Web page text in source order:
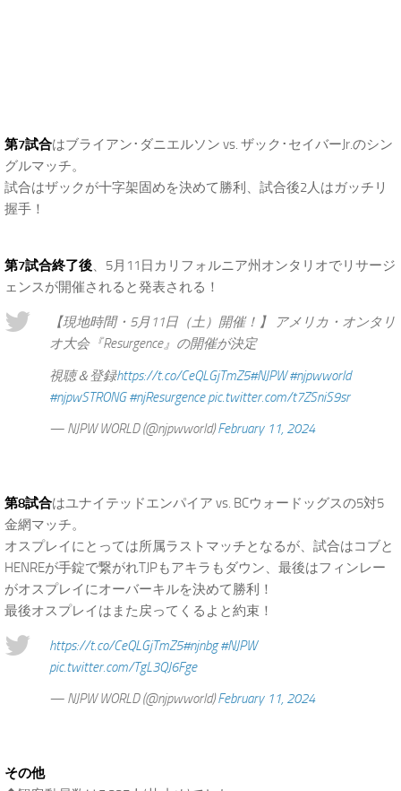
第7試合はブライアン･ダニエルソン vs. ザック･セイバーJr.のシン
グルマッチ。
試合はザックが十字架固めを決めて勝利、試合後2人はガッチリ
握手！
第7試合終了後、5月11日カリフォルニア州オンタリオでリサージ
ェンスが開催されると発表される！
【現地時間・5月11日（土）開催！】 アメリカ・オンタリ
オ大会『Resurgence』の開催が決定
視聴＆登録https://t.co/CeQLGjTmZ5#NJPW #njpwworld
#njpwSTRONG #njResurgence pic.twitter.com/t7ZSniS9sr
— NJPW WORLD (@njpwworld)February 11, 2024
第8試合はユナイテッドエンパイア vs. BCウォードッグスの5対5
金網マッチ。
オスプレイにとっては所属ラストマッチとなるが、試合はコブと
HENREが手錠で繋がれTJPもアキラもダウン、最後はフィンレー
がオスプレイにオーバーキルを決めて勝利！
最後オスプレイはまた戻ってくるよと約束！
https://t.co/CeQLGjTmZ5#njnbg #NJPW
pic.twitter.com/TgL3QJ6Fge
— NJPW WORLD (@njpwworld)February 11, 2024
その他